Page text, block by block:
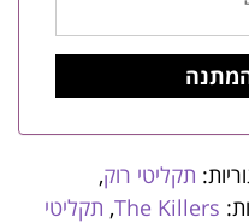
תקליטי רוק,
The Killers
, תקליטי